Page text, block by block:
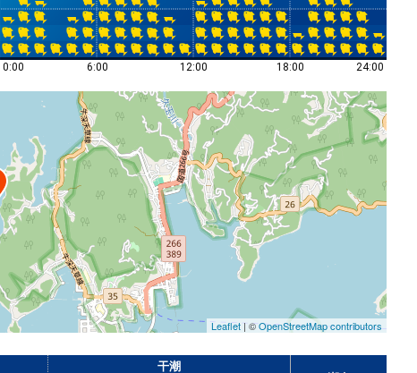
0:00 6:00 12:00 18:00 24:00
Leaflet | ©OpenStreetMap contributors
干潮